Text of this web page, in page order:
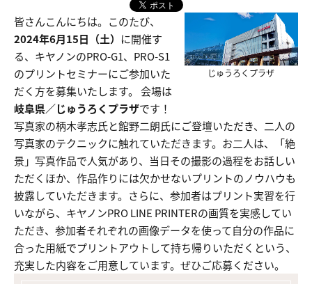
じゅうろくプラザ
皆さんこんにちは。このたび、
2024年6月15日（土） に開催す
る、キヤノンのPRO-G1、PRO-S1
のプリントセミナーにご参加いた
だく方を募集いたします。 会場は
岐阜県／じゅうろくプラザです！
写真家の柄木孝志氏と館野二朗氏にご登壇いただき、二人の
写真家のテクニックに触れていただきます。お二人は、「絶
景」写真作品で人気があり、当日その撮影の過程をお話しい
ただくほか、作品作りには欠かせないプリントのノウハウも
披露していただきます。さらに、参加者はプリント実習を行
いながら、キヤノンPRO LINE PRINTERの画質を実感してい
ただき、参加者それぞれの画像データを使って自分の作品に
合った用紙でプリントアウトして持ち帰りいただくという、
充実した内容をご用意しています。ぜひご応募ください。